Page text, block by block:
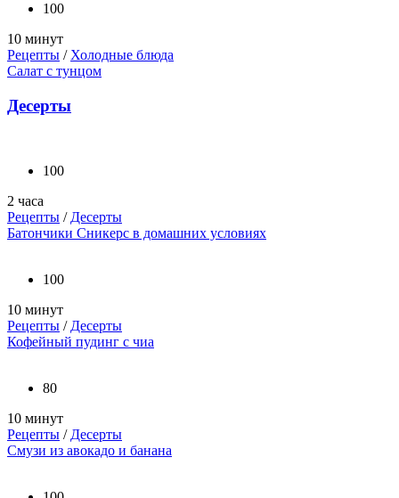
100
10 минут
Рецепты / Холодные блюда
Салат с тунцом
Десерты
100
2 часа
Рецепты / Десерты
Батончики Сникерс в домашних условиях
100
10 минут
Рецепты / Десерты
Кофейный пудинг с чиа
80
10 минут
Рецепты / Десерты
Смузи из авокадо и банана